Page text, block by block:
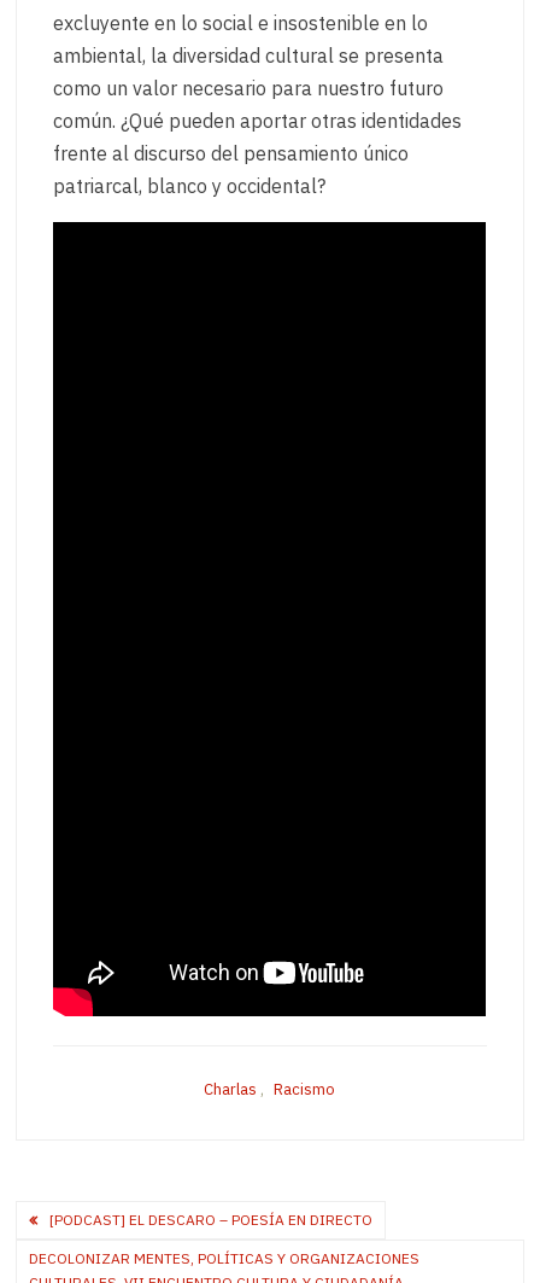
excluyente en lo social e insostenible en lo
ambiental, la diversidad cultural se presenta
como un valor necesario para nuestro futuro
común. ¿Qué pueden aportar otras identidades
frente al discurso del pensamiento único
patriarcal, blanco y occidental?
Charlas , Racismo
Post
navigation
[PODCAST] EL DESCARO – POESÍA EN DIRECTO
DECOLONIZAR MENTES, POLÍTICAS Y ORGANIZACIONES